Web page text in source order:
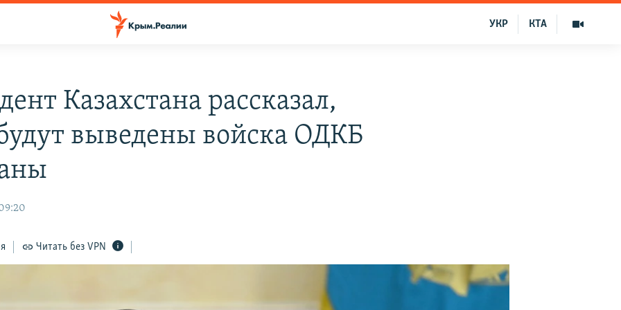
КТА
УКР
Казахстана рассказал,
выведены войска ОДКБ
Читать без VPN